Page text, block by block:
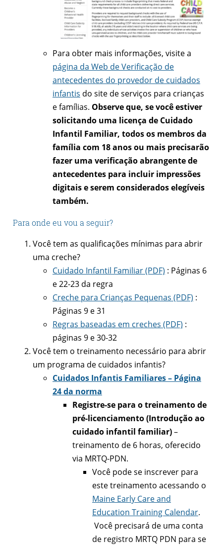
Para obter mais informações, visite a
página da Web de Verificação de
antecedentes do provedor de cuidados
infantis do site de serviços para crianças
e famílias. Observe que, se você estiver
solicitando uma licença de Cuidado
Infantil Familiar, todos os membros da
família com 18 anos ou mais precisarão
fazer uma verificação abrangente de
antecedentes para incluir impressões
digitais e serem considerados elegíveis
também.
Para onde eu vou a seguir?
Você tem as qualificações mínimas para abrir
uma creche?
Cuidado Infantil Familiar (PDF) : Páginas 6
e 22-23 da regra
Creche para Crianças Pequenas (PDF) :
Páginas 9 e 31
Regras baseadas em creches (PDF) :
páginas 9 e 30-32
Você tem o treinamento necessário para abrir
um programa de cuidados infantis?
Cuidados Infantis Familiares – Página
24 da norma
Registre-se para o treinamento de
pré-licenciamento (Introdução ao
cuidado infantil familiar)–
treinamento de 6 horas, oferecido
via MRTQ-PDN.
Você pode se inscrever para
este treinamento acessando o
Maine Early Care and
Education Training Calendar.
Você precisará de uma conta
de registro MRTQ PDN para se